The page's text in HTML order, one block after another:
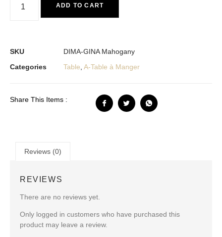
ADD TO CART
SKU
DIMA-GINA Mahogany
Categories
Table A-Table à Manger
Share This Items :
Reviews (0)
REVIEWS
There are no reviews yet.
Only logged in customers who have purchased this
product may leave a review.